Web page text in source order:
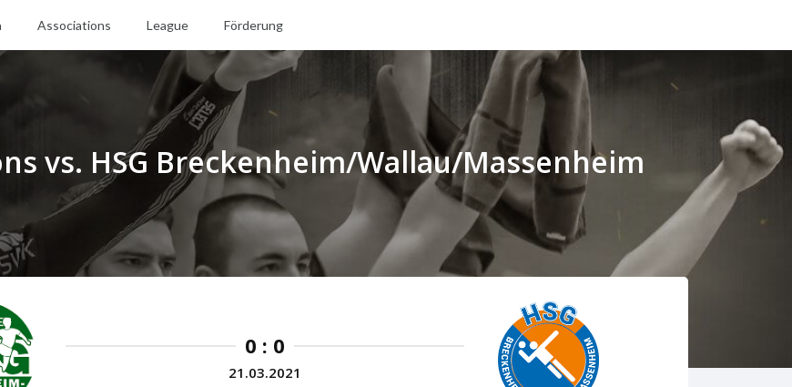
Associations League Förderung
vs. HSG Breckenheim/Wallau/Massenheim
0 : 0
21.03.2021